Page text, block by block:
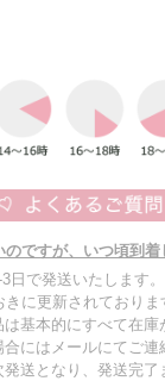
ですが、いつ頃到着
日で発送いたします
きに更新されており
基本的にすべて在
にはメールにてご連
送となり、発送完